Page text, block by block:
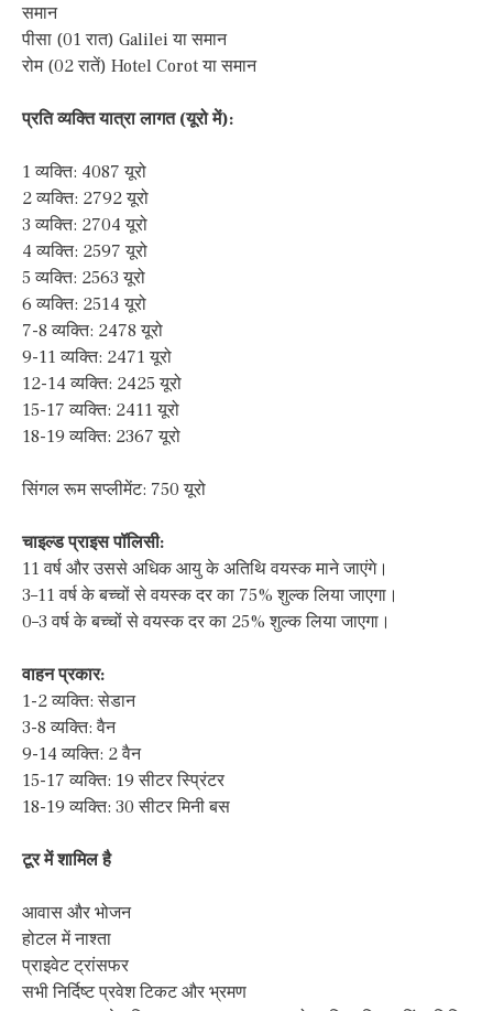
समान
पीसा (01 रात) Galilei या समान
रोम (02 रातें) Hotel Corot या समान
प्रति व्यक्ति यात्रा लागत (यूरो में):
1 व्यक्ति: 4087 यूरो
2 व्यक्ति: 2792 यूरो
3 व्यक्ति: 2704 यूरो
4 व्यक्ति: 2597 यूरो
5 व्यक्ति: 2563 यूरो
6 व्यक्ति: 2514 यूरो
7-8 व्यक्ति: 2478 यूरो
9-11 व्यक्ति: 2471 यूरो
12-14 व्यक्ति: 2425 यूरो
15-17 व्यक्ति: 2411 यूरो
18-19 व्यक्ति: 2367 यूरो
सिंगल रूम सप्लीमेंट: 750 यूरो
चाइल्ड प्राइस पॉलिसी:
11 वर्ष और उससे अधिक आयु के अतिथि वयस्क माने जाएंगे।
3–11 वर्ष के बच्चों से वयस्क दर का 75% शुल्क लिया जाएगा।
0–3 वर्ष के बच्चों से वयस्क दर का 25% शुल्क लिया जाएगा।
वाहन प्रकार:
1-2 व्यक्ति: सेडान
3-8 व्यक्ति: वैन
9-14 व्यक्ति: 2 वैन
15-17 व्यक्ति: 19 सीटर स्प्रिंटर
18-19 व्यक्ति: 30 सीटर मिनी बस
टूर में शामिल है
आवास और भोजन
होटल में नाश्ता
प्राइवेट ट्रांसफर
सभी निर्दिष्ट प्रवेश टिकट और भ्रमण